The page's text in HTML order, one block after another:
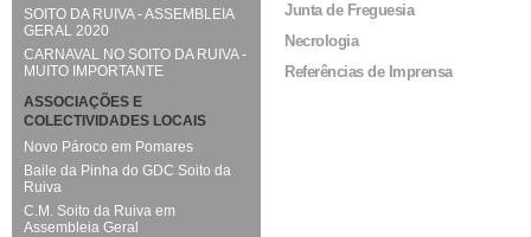
Junta de Freguesia
Necrologia
Referências de Imprensa
SOITO DA RUIVA - ASSEMBLEIA
GERAL 2020
CARNAVAL NO SOITO DA RUIVA -
MUITO IMPORTANTE
ASSOCIAÇÕES E
COLECTIVIDADES LOCAIS
Novo Pároco em Pomares
Baile da Pinha do GDC Soito da
Ruiva
C.M. Soito da Ruiva em
Assembleia Geral